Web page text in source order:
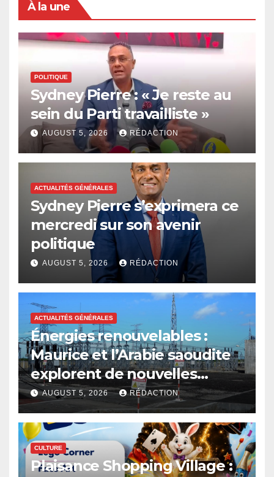
À la une
POLITIQUE
Sydney Pierre : « Je reste au
sein du Parti travailliste »
AUGUST 5, 2026 RÉDACTION
ACTUALITÉS GÉNÉRALES
Sydney Pierre s’exprimera ce
mercredi sur son avenir
politique
AUGUST 5, 2026 RÉDACTION
ACTUALITÉS GÉNÉRALES
Énergies renouvelables :
Maurice et l’Arabie saoudite
explorent de nouvelles
avenues
AUGUST 5, 2026 RÉDACTION
CULTURE
Plaisance Shopping Village :